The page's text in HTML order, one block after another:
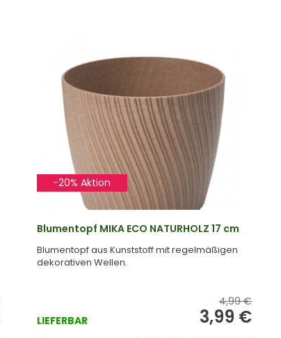
-20% Aktion
Blumentopf MIKA ECO NATURHOLZ 17 cm
Blumentopf aus Kunststoff mit regelmäßigen
dekorativen Wellen.
LIEFERBAR
4,99 €
3,99 €